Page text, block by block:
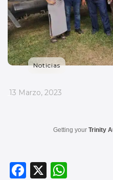
Noticias
_
13 Marzo, 2023
Getting your Trinity
F
X